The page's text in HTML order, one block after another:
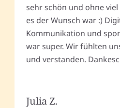
sehr schön und ohne
es der Wunsch war :)
Kommunikation und
war super. Wir fühlten
und verstanden.
Julia Z.